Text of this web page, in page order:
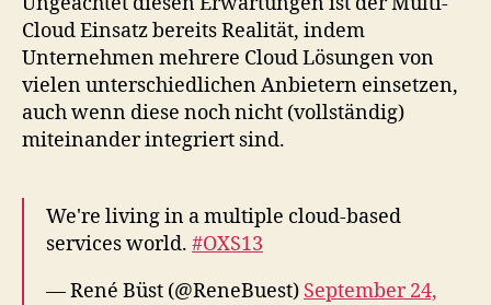
Cloud Einsatz bereits Realität, indem
Unternehmen mehrere Cloud Lösungen von
vielen unterschiedlichen Anbietern einsetzen,
auch wenn diese noch nicht (vollständig)
miteinander integriert sind.
We're living in a multiple cloud-based
services world. #OXS13
— René Büst (@ReneBuest) September 24,